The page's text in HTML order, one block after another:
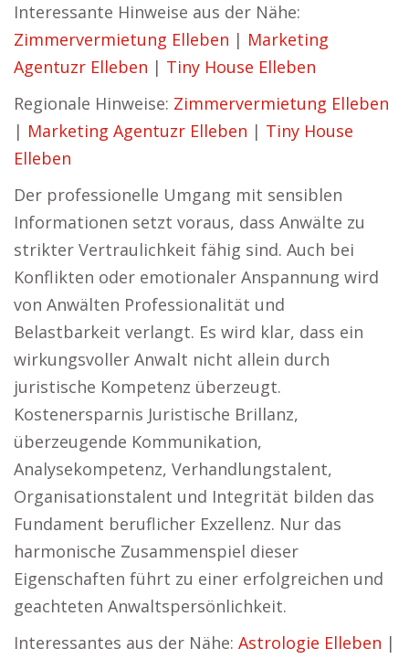
Interessante Hinweise aus der Nähe:
Zimmervermietung Elleben | Marketing
Agentuzr Elleben | Tiny House Elleben
Regionale Hinweise: Zimmervermietung Elleben
| Marketing Agentuzr Elleben | Tiny House
Elleben
Der professionelle Umgang mit sensiblen
Informationen setzt voraus, dass Anwälte zu
strikter Vertraulichkeit fähig sind. Auch bei
Konflikten oder emotionaler Anspannung wird
von Anwälten Professionalität und
Belastbarkeit verlangt. Es wird klar, dass ein
wirkungsvoller Anwalt nicht allein durch
juristische Kompetenz überzeugt.
Kostenersparnis Juristische Brillanz,
überzeugende Kommunikation,
Analysekompetenz, Verhandlungstalent,
Organisationstalent und Integrität bilden das
Fundament beruflicher Exzellenz. Nur das
harmonische Zusammenspiel dieser
Eigenschaften führt zu einer erfolgreichen und
geachteten Anwaltspersönlichkeit.
Interessantes aus der Nähe: Astrologie Elleben |